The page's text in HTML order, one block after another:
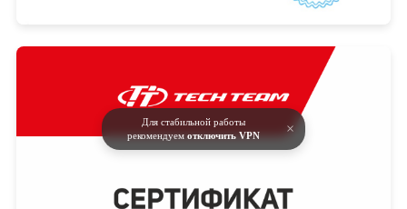
Для стабильной работы
рекомендуемотключить VPN ×